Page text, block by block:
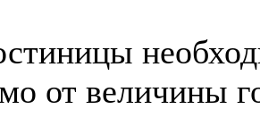
от величины